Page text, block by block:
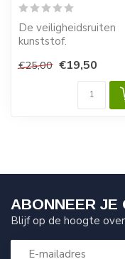
De veiligheidsruiten
kunststof.
€25,00 €19,50
ABONNEER JE
Blijf op de hoogte